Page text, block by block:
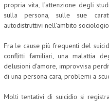
propria vita, l’attenzione degli
sulla persona, sulle sue
autodistruttivi nell’ambito
Fra le cause più frequenti del
conflitti familiari, una malattia
delusioni d’amore, improvvisa
di una persona cara, problemi a
Molti tentativi di suicidio si